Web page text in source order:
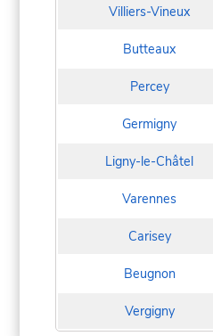
Villiers-Vineux
Butteaux
Percey
Germigny
Ligny-le-Châtel
Varennes
Carisey
Beugnon
Vergigny